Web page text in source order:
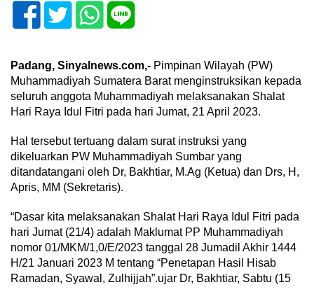
Padang, Sinyalnews.com,- Pimpinan Wilayah (PW)
Muhammadiyah Sumatera Barat menginstruksikan kepada
seluruh anggota Muhammadiyah melaksanakan Shalat
Hari Raya Idul Fitri pada hari Jumat, 21 April 2023.
Hal tersebut tertuang dalam surat instruksi yang
dikeluarkan PW Muhammadiyah Sumbar yang
ditandatangani oleh Dr, Bakhtiar, M.Ag (Ketua) dan Drs, H,
Apris, MM (Sekretaris).
“Dasar kita melaksanakan Shalat Hari Raya Idul Fitri pada
hari Jumat (21/4) adalah Maklumat PP Muhammadiyah
nomor 01/MKM/1,0/E/2023 tanggal 28 Jumadil Akhir 1444
H/21 Januari 2023 M tentang “Penetapan Hasil Hisab
Ramadan, Syawal, Zulhijjah”.ujar Dr, Bakhtiar, Sabtu (15